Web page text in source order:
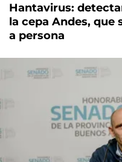
Hantavirus:
la cepa Andes, que
a persona